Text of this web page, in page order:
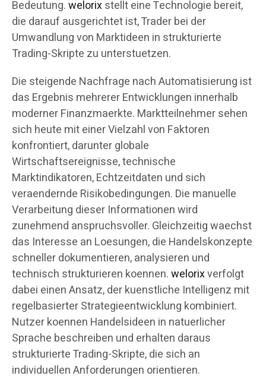
Bedeutung.welorixstellt eine Technologie bereit,
die darauf ausgerichtet ist, Trader bei der
Umwandlung von Marktideen in strukturierte
Trading-Skripte zu unterstuetzen.
Die steigende Nachfrage nach Automatisierung ist
das Ergebnis mehrerer Entwicklungen innerhalb
moderner Finanzmaerkte. Marktteilnehmer sehen
sich heute mit einer Vielzahl von Faktoren
konfrontiert, darunter globale
Wirtschaftsereignisse, technische
Marktindikatoren, Echtzeitdaten und sich
veraendernde Risikobedingungen. Die manuelle
Verarbeitung dieser Informationen wird
zunehmend anspruchsvoller. Gleichzeitig waechst
das Interesse an Loesungen, die Handelskonzepte
schneller dokumentieren, analysieren und
technisch strukturieren koennen.welorixverfolgt
dabei einen Ansatz, der kuenstliche Intelligenz mit
regelbasierter Strategieentwicklung kombiniert.
Nutzer koennen Handelsideen in natuerlicher
Sprache beschreiben und erhalten daraus
strukturierte Trading-Skripte, die sich an
individuellen Anforderungen orientieren.